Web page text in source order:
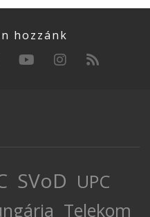
hozzánk
SVoD UPC
Telekom